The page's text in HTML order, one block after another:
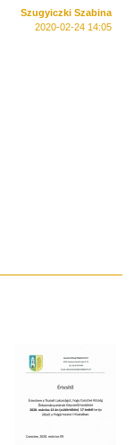
Szugyiczki Szabina
2020-02-24 14:05